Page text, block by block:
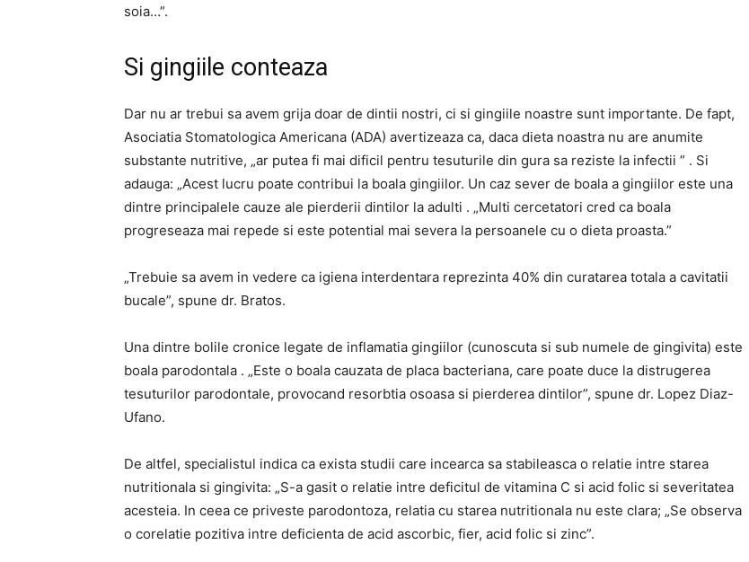
soia…”.
Si gingiile conteaza
Dar nu ar trebui sa avem grija doar de dintii nostri, ci si gingiile noastre sunt importante. De fapt,
Asociatia Stomatologica Americana (ADA) avertizeaza ca, daca dieta noastra nu are anumite
substante nutritive, „ar putea fi mai dificil pentru tesuturile din gura sa reziste la infectii ” . Si
adauga: „Acest lucru poate contribui la boala gingiilor. Un caz sever de boala a gingiilor este una
dintre principalele cauze ale pierderii dintilor la adulti . „Multi cercetatori cred ca boala
progreseaza mai repede si este potential mai severa la persoanele cu o dieta proasta.”
„Trebuie sa avem in vedere ca igiena interdentara reprezinta 40% din curatarea totala a cavitatii
bucale”, spune dr. Bratos.
Una dintre bolile cronice legate de inflamatia gingiilor (cunoscuta si sub numele de gingivita) este
boala parodontala . „Este o boala cauzata de placa bacteriana, care poate duce la distrugerea
tesuturilor parodontale, provocand resorbtia osoasa si pierderea dintilor”, spune dr. Lopez Diaz-
Ufano.
De altfel, specialistul indica ca exista studii care incearca sa stabileasca o relatie intre starea
nutritionala si gingivita: „S-a gasit o relatie intre deficitul de vitamina C si acid folic si severitatea
acesteia. In ceea ce priveste parodontoza, relatia cu starea nutritionala nu este clara; „Se observa
o corelatie pozitiva intre deficienta de acid ascorbic, fier, acid folic si zinc”.